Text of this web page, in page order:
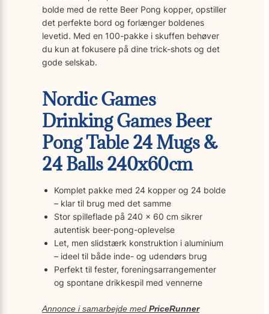
bolde med de rette Beer Pong kopper, opstiller
det perfekte bord og forlænger boldenes
levetid. Med en 100-pakke i skuffen behøver
du kun at fokusere på dine trick-shots og det
gode selskab.
Nordic Games
Drinking Games Beer
Pong Table 24 Mugs &
24 Balls 240x60cm
Komplet pakke med 24 kopper og 24 bolde
– klar til brug med det samme
Stor spilleflade på 240 x 60 cm sikrer
autentisk beer-pong-oplevelse
Let, men slidstærk konstruktion i aluminium
– ideel til både inde- og udendørs brug
Perfekt til fester, foreningsarrangementer
og spontane drikkespil med vennerne
Annonce i samarbejde med PriceRunner